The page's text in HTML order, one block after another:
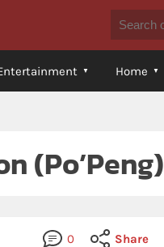
Home
(Po’Peng)
0 Share